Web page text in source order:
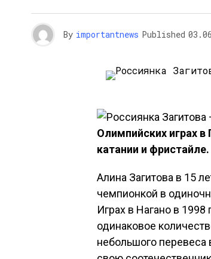
By importantnews Published
Олимпийских играх
катании и фристайле.
Алина Загитова в 15
чемпионкой в
Играх в Нагано в
одинаковое
небольшого перевеса